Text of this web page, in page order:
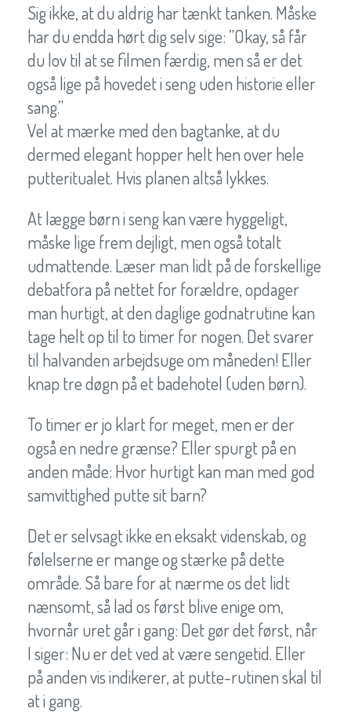
Sig ikke, at du aldrig har tænkt tanken. Måske
har du endda hørt dig selv sige: ”Okay, så får
du lov til at se filmen færdig, men så er det
også lige på hovedet i seng uden historie eller
sang.”
Vel at mærke med den bagtanke, at du
dermed elegant hopper helt hen over hele
putteritualet. Hvis planen altså lykkes.
At lægge børn i seng kan være hyggeligt,
måske lige frem dejligt, men også totalt
udmattende. Læser man lidt på de forskellige
debatfora på nettet for forældre, opdager
man hurtigt, at den daglige godnatrutine kan
tage helt op til to timer for nogen. Det svarer
til halvanden arbejdsuge om måneden! Eller
knap tre døgn på et badehotel (uden børn).
To timer er jo klart for meget, men er der
også en nedre grænse? Eller spurgt på en
anden måde: Hvor hurtigt kan man med god
samvittighed putte sit barn?
Det er selvsagt ikke en eksakt videnskab, og
følelserne er mange og stærke på dette
område. Så bare for at nærme os det lidt
nænsomt, så lad os først blive enige om,
hvornår uret går i gang: Det gør det først, når
I siger: Nu er det ved at være sengetid. Eller
på anden vis indikerer, at putte-rutinen skal til
at i gang.